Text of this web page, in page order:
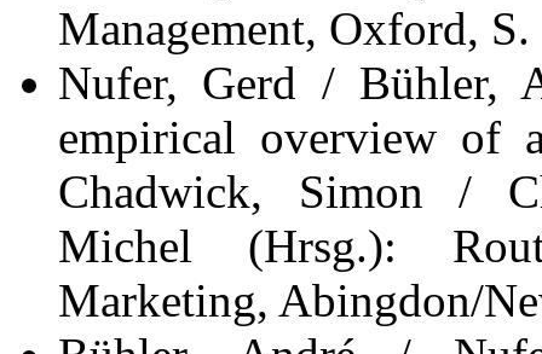
Management, Oxford,
Nufer, Gerd / Bühler,
empirical overview of
Chadwick, Simon /
Michel (Hrsg.):
Marketing, Abingdon/